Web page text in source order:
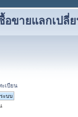
ขายแลกเปลี่
ะเบียน